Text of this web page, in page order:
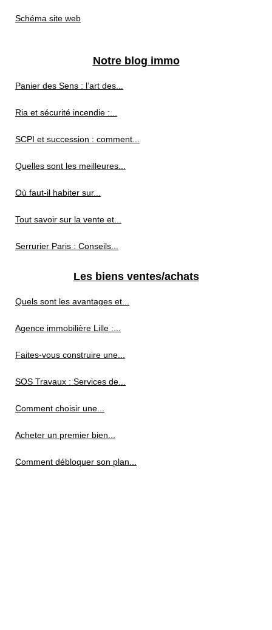
Schéma site web
Notre blog immo
Panier des Sens : l’art des...
Ria et sécurité incendie :...
SCPI et succession : comment...
Quelles sont les meilleures...
Où faut-il habiter sur...
Tout savoir sur la vente et...
Serrurier Paris : Conseils...
Les biens ventes/achats
Quels sont les avantages et...
Agence immobilière Lille :...
Faites-vous construire une...
SOS Travaux : Services de...
Comment choisir une...
Acheter un premier bien...
Comment débloquer son plan...